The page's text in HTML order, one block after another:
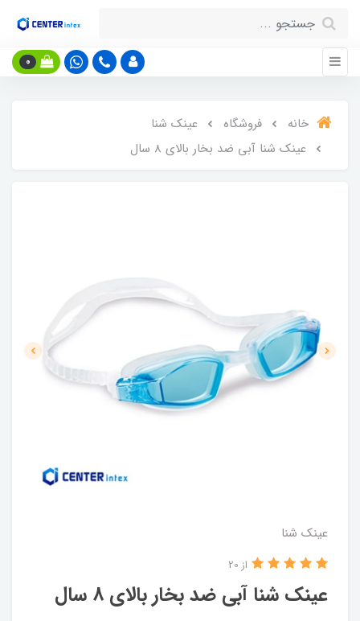
0
خانه فروشگاه
عینک شنا
عینک شنا آبی ضد بخار بالای 8 سال
عینک شنا
عینک شنا آبی ضد بخار بالای 8 سال
از 20